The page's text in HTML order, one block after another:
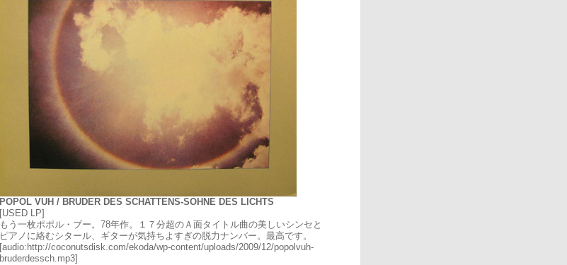
POPOL VUH / BRUDER DES SCHATTENS-SOHNE DES LICHTS
[USED LP]
もう一枚ポポル・ブー。78年作。１７分超のＡ面タイトル曲の美しいシンセと
ピアノに絡むシタール、ギターが気持ちよすぎの脱力ナンバー。最高です。
[audio:http://coconutsdisk.com/ekoda/wp-content/uploads/2009/12/popolvuh-
bruderdessch.mp3]